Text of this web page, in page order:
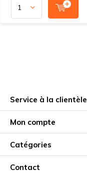
Service à la clientèle
Mon compte
Catégories
Contact